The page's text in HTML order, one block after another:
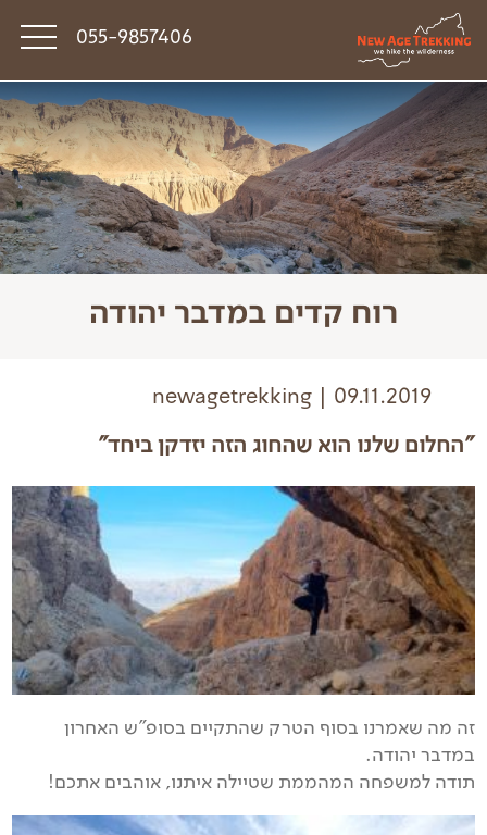
055-9857406
סיפורי דרך
פודקאסט טראק טוק
תקנון
רוח קדים במדבר יהודה
newagetrekking | 09.11.2019
"החלום שלנו הוא שהחוג הזה יזדקן ביחד"
זה מה שאמרנו בסוף הטרק שהתקיים בסופ"ש האחרון
במדבר יהודה.
תודה למשפחה המהממת שטיילה איתנו, אוהבים אתכם!